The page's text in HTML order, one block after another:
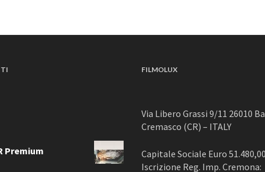
Premium
FILMOLUX
Via Libero Grassi 9/11 26010
Cremasco (CR) – ITALY
Capitale Sociale Euro
Iscrizione Reg. Imp. Cremona: